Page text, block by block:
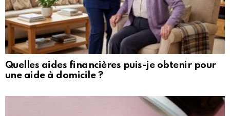
Quelles aides financières puis-je obtenir pour
une aide à domicile ?